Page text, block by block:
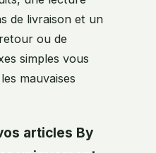
de livraison et un
ou de
simples vous
mauvaises
articles By